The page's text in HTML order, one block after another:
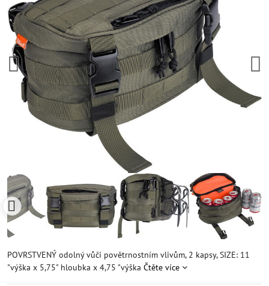
POVRSTVENÝ odolný vůči povětrnostním vlivům, 2 kapsy, SIZE: 11
"výška x 5,75" hloubka x 4,75 "výška Čtěte více